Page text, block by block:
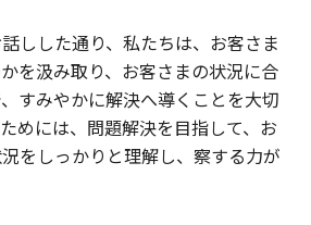
しした通り、私たちは、お客さま
を汲み取り、お客さまの状況に合
すみやかに解決へ導くことを大切
めには、問題解決を目指して、お
をしっかりと理解し、察する力が